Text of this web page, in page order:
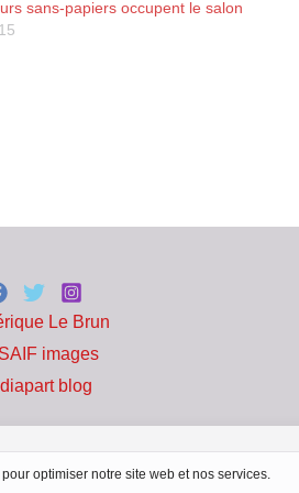
optimiser notre site web et nos services.
sans-papiers occupent le salon
Le Brun
images
blog